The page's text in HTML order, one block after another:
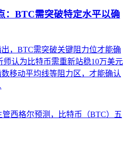
：BTC需突破特定水平以确
，BTC需突破关键阻力位才能确
师认为比特币需重新站稳10万美元
移动平均线等阻力区，才能确认